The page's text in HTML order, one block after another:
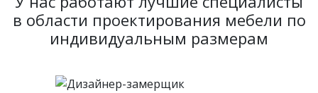
в области проектирования мебели по
индивидуальным размерам